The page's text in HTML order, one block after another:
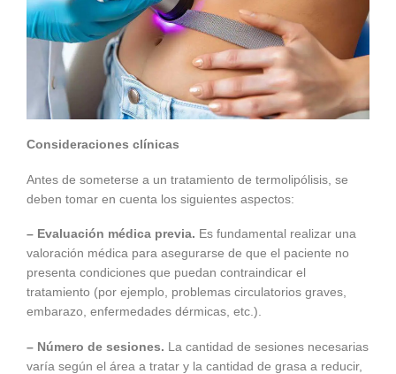
Consideraciones clínicas
Antes de someterse a un tratamiento de termolipólisis, se
deben tomar en cuenta los siguientes aspectos:
– Evaluación médica previa. Es fundamental realizar una
valoración médica para asegurarse de que el paciente no
presenta condiciones que puedan contraindicar el
tratamiento (por ejemplo, problemas circulatorios graves,
embarazo, enfermedades dérmicas, etc.).
– Número de sesiones. La cantidad de sesiones necesarias
varía según el área a tratar y la cantidad de grasa a reducir,